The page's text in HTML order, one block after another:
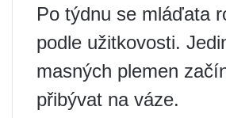
Po týdnu se mláďata
podle užitkovosti.
masných plemen
přibývat na váze.